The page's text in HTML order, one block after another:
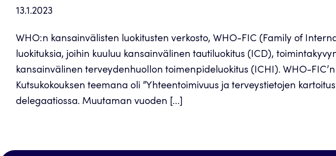
13.1.2023
WHO:n kansainvälisten luokitusten verkosto, WHO-FIC (Family of
luokituksia, joihin kuuluu kansainvälinen tautiluokitus (ICD),
kansainvälinen terveydenhuollon toimenpideluokitus (ICHI). WHO-
Kutsukokouksen teemana oli ”Yhteentoimivuus ja terveystietojen
delegaatiossa. Muutaman vuoden […]